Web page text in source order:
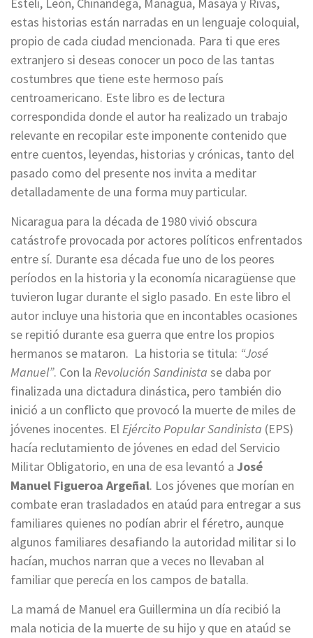
Estelí, León, Chinandega, Managua, Masaya y Rivas,
estas historias están narradas en un lenguaje coloquial,
propio de cada ciudad mencionada. Para ti que eres
extranjero si deseas conocer un poco de las tantas
costumbres que tiene este hermoso país
centroamericano. Este libro es de lectura
correspondida donde el autor ha realizado un trabajo
relevante en recopilar este imponente contenido que
entre cuentos, leyendas, historias y crónicas, tanto del
pasado como del presente nos invita a meditar
detalladamente de una forma muy particular.
Nicaragua para la década de 1980 vivió obscura
catástrofe provocada por actores políticos enfrentados
entre sí. Durante esa década fue uno de los peores
períodos en la historia y la economía nicaragüense que
tuvieron lugar durante el siglo pasado. En este libro el
autor incluye una historia que en incontables ocasiones
se repitió durante esa guerra que entre los propios
hermanos se mataron. La historia se titula: “José
Manuel”. Con la Revolución Sandinista se daba por
finalizada una dictadura dinástica, pero también dio
inició a un conflicto que provocó la muerte de miles de
jóvenes inocentes. ElEjército Popular Sandinista (EPS)
hacía reclutamiento de jóvenes en edad del Servicio
Militar Obligatorio, en una de esa levantó a José
Manuel Figueroa Argeñal. Los jóvenes que morían en
combate eran trasladados en ataúd para entregar a sus
familiares quienes no podían abrir el féretro, aunque
algunos familiares desafiando la autoridad militar si lo
hacían, muchos narran que a veces no llevaban al
familiar que perecía en los campos de batalla.
La mamá de Manuel era Guillermina un día recibió la
mala noticia de la muerte de su hijo y que en ataúd se